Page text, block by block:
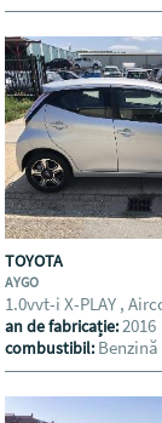
TOYOTA
AYGO
1.0vvt-i X-PLAY ,
an de fabricație:2016
combustibil: Benzină